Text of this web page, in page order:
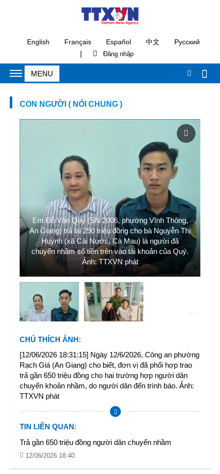
English Français Español 中文 Русский
|
CON NGƯỜI ( NÓI CHUNG )
Em Đỗ Văn Quý (SN 2006, phường Vĩnh Thông,
An Giang) trả lại 290 triệu đồng cho bà Nguyễn Thị
Huỳnh (xã Cái Nước, Cà Mau) là người đã
chuyển nhầm số tiền trên vào tài khoản của Quý.
Ảnh: TTXVN phát
CHÚ THÍCH ẢNH:
[12/06/2026 18:31:15] Ngày 12/6/2026, Công an phường
Rạch Giá (An Giang) cho biết, đơn vị đã phối hợp trao
trả gần 650 triệu đồng cho hai trường hợp người dân
chuyển khoản nhầm, do người dân đến trình báo. Ảnh:
TTXVN phát
TIN LIÊN QUAN:
Trả gần 650 triệu đồng người dân chuyển nhầm
12/06/2026 18:40